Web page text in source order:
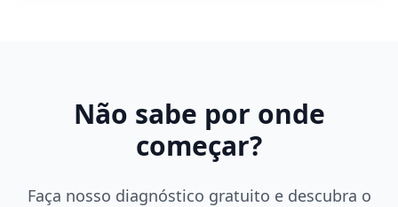
Não sabe por onde
começar?
Faça nosso diagnóstico gratuito e descubra o